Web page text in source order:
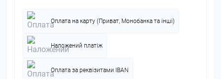
Оплата на карту (Приват, Монобанка та інші)
Наложений платіж
Оплата за реквізитами IBAN